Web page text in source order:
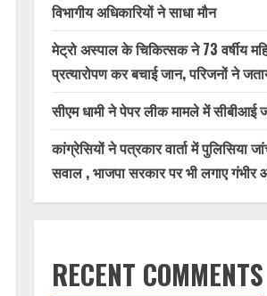
विभागीय अधिकारियों ने साधा मौन
मेट्रो अस्पाल के चिकित्सक ने 73 वर्षीय
प्रत्यारोपण कर बचाई जान, परिजनों ने
सीएम धामी ने पेपर लीक मामले में सीबीआई
कांग्रेसियों ने पत्रकार वार्ता में पुलिसिया
सवाल , भाजपा सरकार पर भी लगाए गंभीर
RECENT COMMENTS